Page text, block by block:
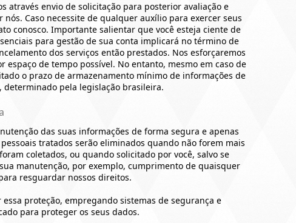
através envio de solicitação para posterior avaliação e
Caso necessite de qualquer auxílio para exercer seus
conosco. Importante salientar que você esteja ciente de
para gestão de sua conta implicará no término de
dos serviços então prestados. Nos esforçaremos
espaço de tempo possível. No entanto, mesmo em caso de
o prazo de armazenamento mínimo de informações de
pela legislação brasileira.
das suas informações de forma segura e apenas
tratados serão eliminados quando não forem mais
coletados, ou quando solicitado por você, salvo se
manutenção, por exemplo, cumprimento de quaisquer
resguardar nossos direitos.
proteção, empregando sistemas de segurança e
para proteger os seus dados.